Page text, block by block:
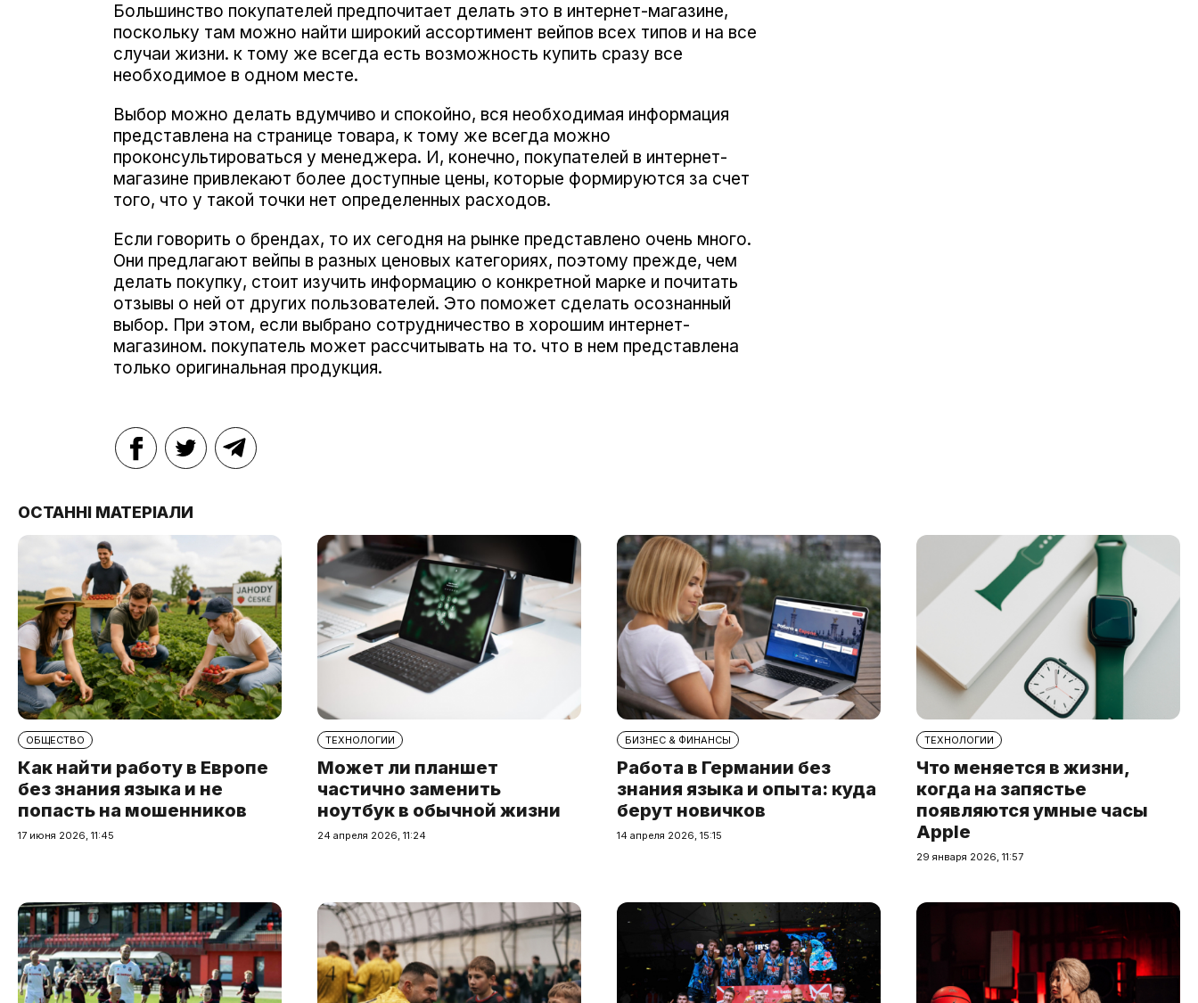
Большинство покупателей предпочитает делать это в интернет-магазине,
поскольку там можно найти широкий ассортимент вейпов всех типов и на все
случаи жизни. к тому же всегда есть возможность купить сразу все
необходимое в одном месте.
Выбор можно делать вдумчиво и спокойно, вся необходимая информация
представлена на странице товара, к тому же всегда можно
проконсультироваться у менеджера. И, конечно, покупателей в интернет-
магазине привлекают более доступные цены, которые формируются за счет
того, что у такой точки нет определенных расходов.
Если говорить о брендах, то их сегодня на рынке представлено очень много.
Они предлагают вейпы в разных ценовых категориях, поэтому прежде, чем
делать покупку, стоит изучить информацию о конкретной марке и почитать
отзывы о ней от других пользователей. Это поможет сделать осознанный
выбор. При этом, если выбрано сотрудничество в хорошим интернет-
магазином. покупатель может рассчитывать на то. что в нем представлена
только оригинальная продукция.
ОСТАННІ МАТЕРІАЛИ
ОБЩЕСТВО
Как найти работу в Европе
без знания языка и не
попасть на мошенников
17 июня 2026, 11:45
ТЕХНОЛОГИИ
Может ли планшет
частично заменить
ноутбук в обычной жизни
24 апреля 2026, 11:24
БИЗНЕС & ФИНАНСЫ
Работа в Германии без
знания языка и опыта: куда
берут новичков
14 апреля 2026, 15:15
ТЕХНОЛОГИИ
Что меняется в жизни,
когда на запястье
появляются умные часы
Apple
29 января 2026, 11:57